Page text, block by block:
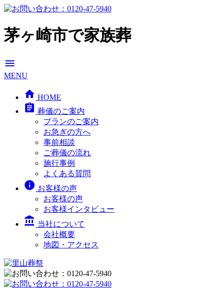
茅ヶ崎市で家族葬
menu
MENU
home HOME
assignment 葬儀のご案内
プランのご案内
お急ぎの方へ
事前相談
ご葬儀の流れ
施行事例
よくある質問
info お客様の声
お客様の声
お客様インタビュー
account_balance 当社について
会社概要
地図・アクセス